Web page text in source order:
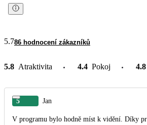
5.786 hodnocení zákazníků
5.8 Atraktivita 4.4 Pokoj 4.8
5 Jan
V programu bylo hodně míst k vidění. Díky